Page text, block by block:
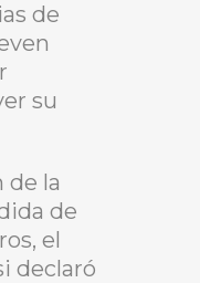
de
su
de la
de
el
declaró